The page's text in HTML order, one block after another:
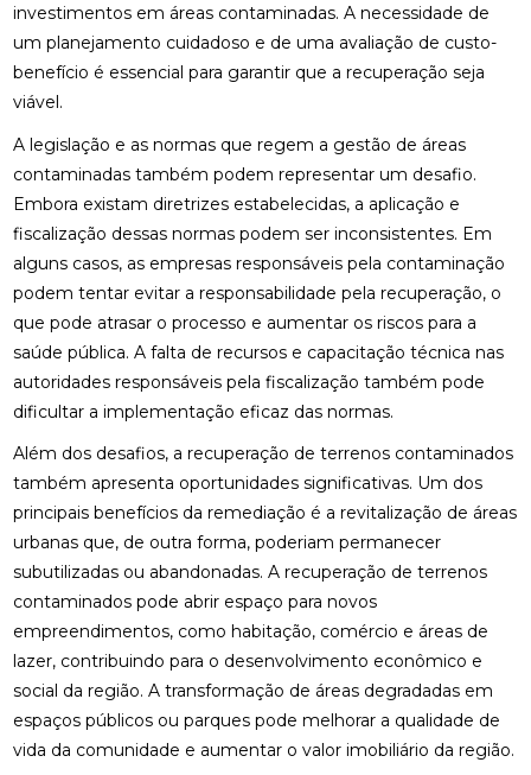
investimentos em áreas contaminadas. A necessidade de
um planejamento cuidadoso e de uma avaliação de custo-
benefício é essencial para garantir que a recuperação seja
viável.
A legislação e as normas que regem a gestão de áreas
contaminadas também podem representar um desafio.
Embora existam diretrizes estabelecidas, a aplicação e
fiscalização dessas normas podem ser inconsistentes. Em
alguns casos, as empresas responsáveis pela contaminação
podem tentar evitar a responsabilidade pela recuperação, o
que pode atrasar o processo e aumentar os riscos para a
saúde pública. A falta de recursos e capacitação técnica nas
autoridades responsáveis pela fiscalização também pode
dificultar a implementação eficaz das normas.
Além dos desafios, a recuperação de terrenos contaminados
também apresenta oportunidades significativas. Um dos
principais benefícios da remediação é a revitalização de áreas
urbanas que, de outra forma, poderiam permanecer
subutilizadas ou abandonadas. A recuperação de terrenos
contaminados pode abrir espaço para novos
empreendimentos, como habitação, comércio e áreas de
lazer, contribuindo para o desenvolvimento econômico e
social da região. A transformação de áreas degradadas em
espaços públicos ou parques pode melhorar a qualidade de
vida da comunidade e aumentar o valor imobiliário da região.